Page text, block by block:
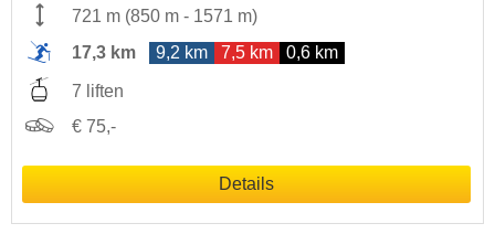
721 m (850 m - 1571 m)
17,3 km
9,2 km 7,5 km 0,6 km
7 liften
€ 75,-
Details